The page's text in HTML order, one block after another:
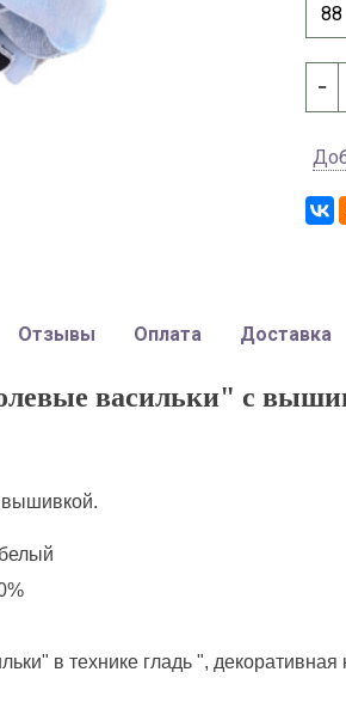
васильки" с
вышивкой.
в технике гладь ", декоративная
Отзывы Оплата Доставка